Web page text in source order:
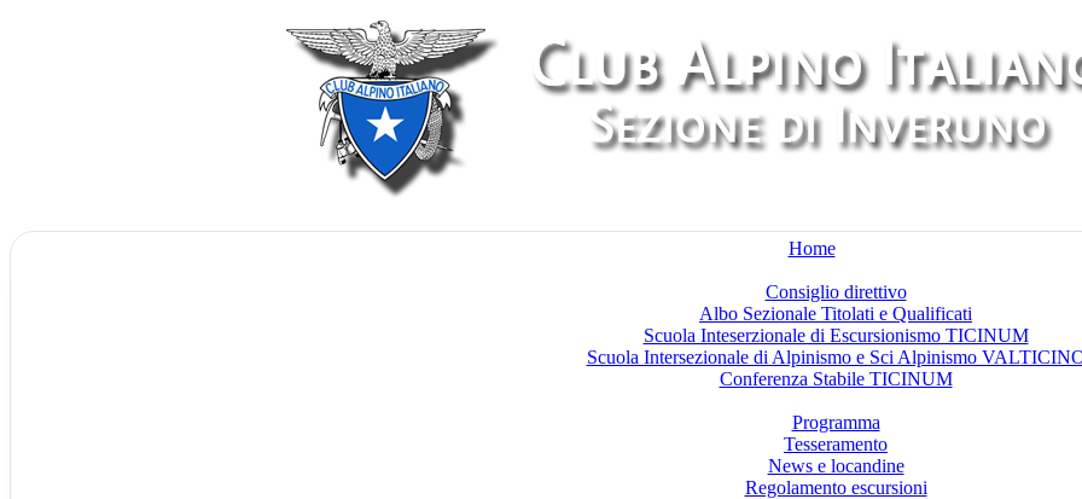
Home
Consiglio direttivo
Albo Sezionale Titolati e Qualificati
Scuola Inteserzionale di Escursionismo TICINUM
Scuola Intersezionale di Alpinismo e Sci Alpinismo
Conferenza Stabile TICINUM
Programma
Tesseramento
News e locandine
Regolamento escursioni